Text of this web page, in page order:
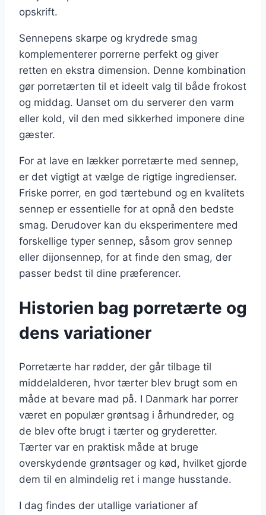
opskrift.
Sennepens skarpe og krydrede smag
komplementerer porrerne perfekt og giver
retten en ekstra dimension. Denne kombination
gør porretærten til et ideelt valg til både frokost
og middag. Uanset om du serverer den varm
eller kold, vil den med sikkerhed imponere dine
gæster.
For at lave en lækker porretærte med sennep,
er det vigtigt at vælge de rigtige ingredienser.
Friske porrer, en god tærtebund og en kvalitets
sennep er essentielle for at opnå den bedste
smag. Derudover kan du eksperimentere med
forskellige typer sennep, såsom grov sennep
eller dijonsennep, for at finde den smag, der
passer bedst til dine præferencer.
Historien bag porretærte og
dens variationer
Porretærte har rødder, der går tilbage til
middelalderen, hvor tærter blev brugt som en
måde at bevare mad på. I Danmark har porrer
været en populær grøntsag i århundreder, og
de blev ofte brugt i tærter og gryderetter.
Tærter var en praktisk måde at bruge
overskydende grøntsager og kød, hvilket gjorde
dem til en almindelig ret i mange husstande.
I dag findes der utallige variationer af